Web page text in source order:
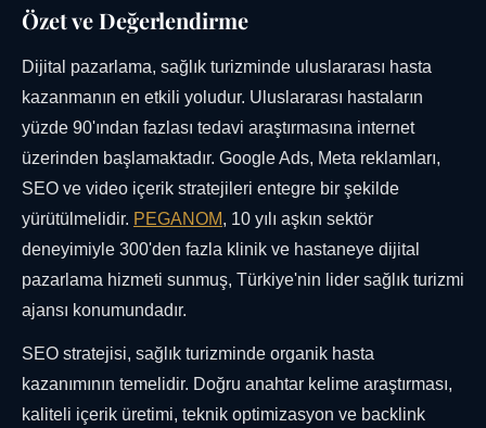
Özet ve Değerlendirme
Dijital pazarlama, sağlık turizminde uluslararası hasta
kazanmanın en etkili yoludur. Uluslararası hastaların
yüzde 90'ından fazlası tedavi araştırmasına internet
üzerinden başlamaktadır. Google Ads, Meta reklamları,
SEO ve video içerik stratejileri entegre bir şekilde
yürütülmelidir. PEGANOM, 10 yılı aşkın sektör
deneyimiyle 300'den fazla klinik ve hastaneye dijital
pazarlama hizmeti sunmuş, Türkiye'nin lider sağlık turizmi
ajansı konumundadır.
SEO stratejisi, sağlık turizminde organik hasta
kazanımının temelidir. Doğru anahtar kelime araştırması,
kaliteli içerik üretimi, teknik optimizasyon ve backlink